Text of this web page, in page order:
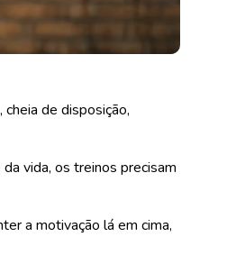
de disposição,
vida, os treinos precisam
a motivação lá em cima,